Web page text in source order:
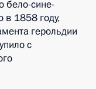
бело-сине-
в 1858 году,
герольдии
с